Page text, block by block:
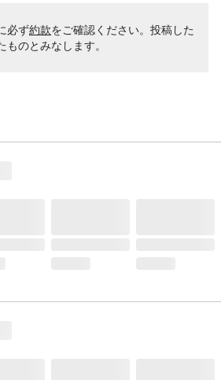
必ず約款をご確認ください。投稿した
のとみなします。